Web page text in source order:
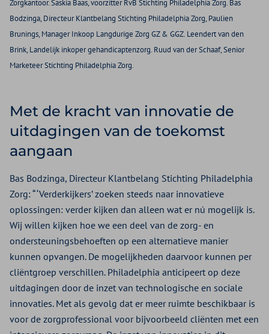
Zorgkantoor. Saskia Baas, voorzitter RvB Stichting Philadelphia Zorg. Bas
Bodzinga, Directeur Klantbelang Stichting Philadelphia Zorg, Paulien
Brunings, Manager Inkoop Langdurige Zorg GZ & GGZ. Leendert van den
Brink, Landelijk inkoper gehandicaptenzorg. Ruud van der Schaaf, Senior
Marketeer Stichting Philadelphia Zorg.
Met de kracht van innovatie de
uitdagingen van de toekomst
aangaan
Bas Bodzinga, Directeur Klantbelang Stichting Philadelphia
Zorg: “ ‘Verderkijkers’ zoeken steeds naar innovatieve
oplossingen: verder kijken dan alleen wat er nú mogelijk is.
Wij willen kijken hoe we een deel van de zorg- en
ondersteuningsbehoeften op een alternatieve manier
kunnen opvangen. De mogelijkheden daarvoor kunnen per
cliëntgroep verschillen. Philadelphia anticipeert op deze
uitdagingen door de inzet van technologische en sociale
innovaties. Met als gevolg dat er meer ruimte beschikbaar is
voor de zorgprofessional voor bijvoorbeeld cliënten met een